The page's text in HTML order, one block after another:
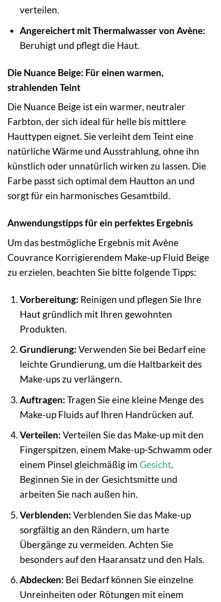
verteilen.
Angereichert mit Thermalwasser von Avène:
Beruhigt und pflegt die Haut.
Die Nuance Beige: Für einen warmen,
strahlenden Teint
Die Nuance Beige ist ein warmer, neutraler
Farbton, der sich ideal für helle bis mittlere
Hauttypen eignet. Sie verleiht dem Teint eine
natürliche Wärme und Ausstrahlung, ohne ihn
künstlich oder unnatürlich wirken zu lassen. Die
Farbe passt sich optimal dem Hautton an und
sorgt für ein harmonisches Gesamtbild.
Anwendungstipps für ein perfektes Ergebnis
Um das bestmögliche Ergebnis mit Avène
Couvrance Korrigierendem Make-up Fluid Beige
zu erzielen, beachten Sie bitte folgende Tipps:
Vorbereitung: Reinigen und pflegen Sie Ihre
Haut gründlich mit Ihren gewohnten
Produkten.
Grundierung: Verwenden Sie bei Bedarf eine
leichte Grundierung, um die Haltbarkeit des
Make-ups zu verlängern.
Auftragen: Tragen Sie eine kleine Menge des
Make-up Fluids auf Ihren Handrücken auf.
Verteilen: Verteilen Sie das Make-up mit den
Fingerspitzen, einem Make-up-Schwamm oder
einem Pinsel gleichmäßig im Gesicht.
Beginnen Sie in der Gesichtsmitte und
arbeiten Sie nach außen hin.
Verblenden: Verblenden Sie das Make-up
sorgfältig an den Rändern, um harte
Übergänge zu vermeiden. Achten Sie
besonders auf den Haaransatz und den Hals.
Abdecken: Bei Bedarf können Sie einzelne
Unreinheiten oder Rötungen mit einem